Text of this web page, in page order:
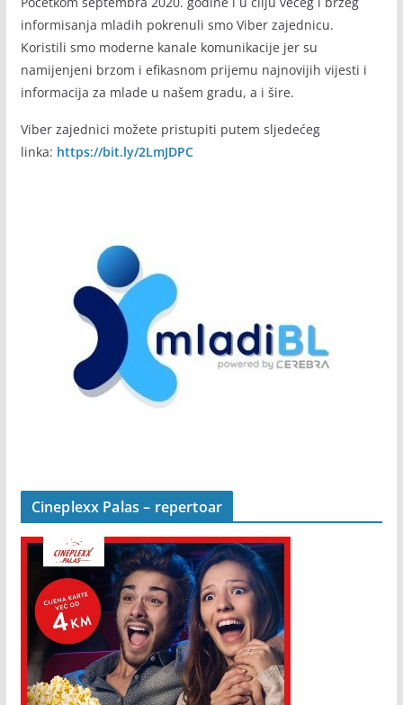
informisanja mladih pokrenuli smo Viber zajednicu.
Koristili smo moderne kanale komunikacije jer su
namijenjeni brzom i efikasnom prijemu najnovijih vijesti i
informacija za mlade u našem gradu, a i šire.
Viber zajednici možete pristupiti putem sljedećeg
linka: https://bit.ly/2LmJDPC
Cineplexx Palas – repertoar